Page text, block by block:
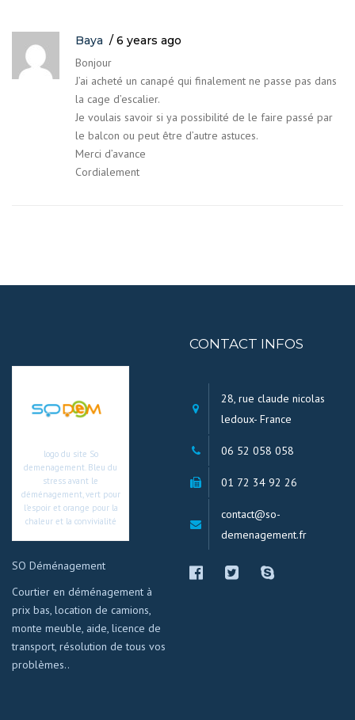
Baya
6 years ago
Bonjour
J’ai acheté un canapé qui finalement ne passe pas dans
la cage d’escalier.
Je voulais savoir si ya possibilité de le faire passé par
le balcon ou peut être d’autre astuces.
Merci d’avance
Cordialement
logo du site So
demenagement. Bleu du
stress avant le
déménagement, vert pour
l’espoir et orange pour la
chaleur et la convivialité
SO Déménagement
Courtier en déménagement à
prix bas, location de camions,
monte meuble, aide, licence de
transport, résolution de tous vos
problèmes..
CONTACT INFOS
28, rue claude nicolas
ledoux- France
06 52 058 058
01 72 34 92 26
contact@so-
demenagement.fr